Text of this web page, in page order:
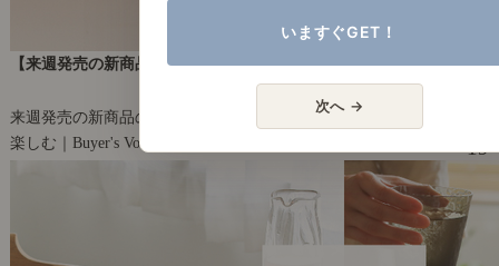
【来週発売の新商品】2023年1月2週目の新商品をご紹介します。
2023年1月06日(金)
来週発売の新商品の魅力を、お届けします。
楽しむ｜Buyer's Voice
19
いますぐGET！
次へ →